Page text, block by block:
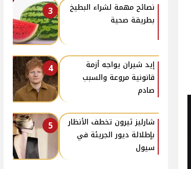
3
نصائح مهمة لشراء البطيخ
بطريقة صحية
4
إيد شيران يواجه أزمة
قانونية مروعة والسبب
صادم
5
شارليز ثيرون تخطف الأنظار
بإطلالة ديور الجريئة في
سيول